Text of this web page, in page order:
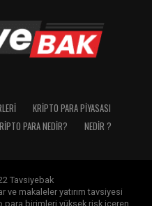
KRIPTO PARA PIYASASI
PARA NEDIR? NEDIR ?
Tavsiyebak
ve makaleler yatırım tavsiyesi
birimleri yüksek risk içeren